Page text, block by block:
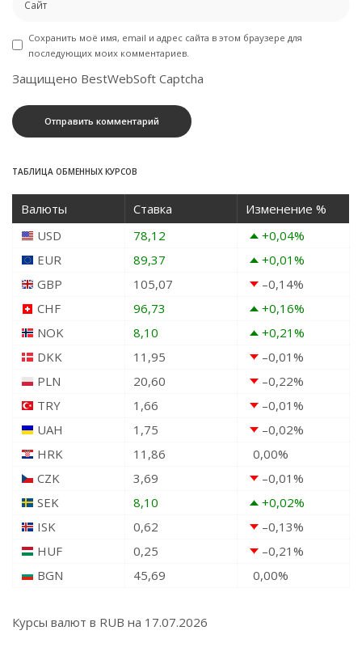
Сохранить моё имя, email и адрес сайта в этом браузере для
последующих моих комментариев.
Защищено BestWebSoft Captcha
ТАБЛИЦА ОБМЕННЫХ КУРСОВ
Валюты Ставка
Изменение %
USD
78,12 +0,04%
EUR
89,37 +0,01%
GBP
105,07 –0,14%
CHF
96,73 +0,16%
NOK
8,10 +0,21%
DKK
11,95 –0,01%
PLN
20,60 –0,22%
TRY
1,66 –0,01%
UAH
1,75 –0,02%
HRK
11,86 0,00%
CZK
3,69 –0,01%
SEK
8,10 +0,02%
ISK
0,62 –0,13%
HUF
0,25 –0,21%
BGN
45,69 0,00%
Курсы валют в RUB на 17.07.2026